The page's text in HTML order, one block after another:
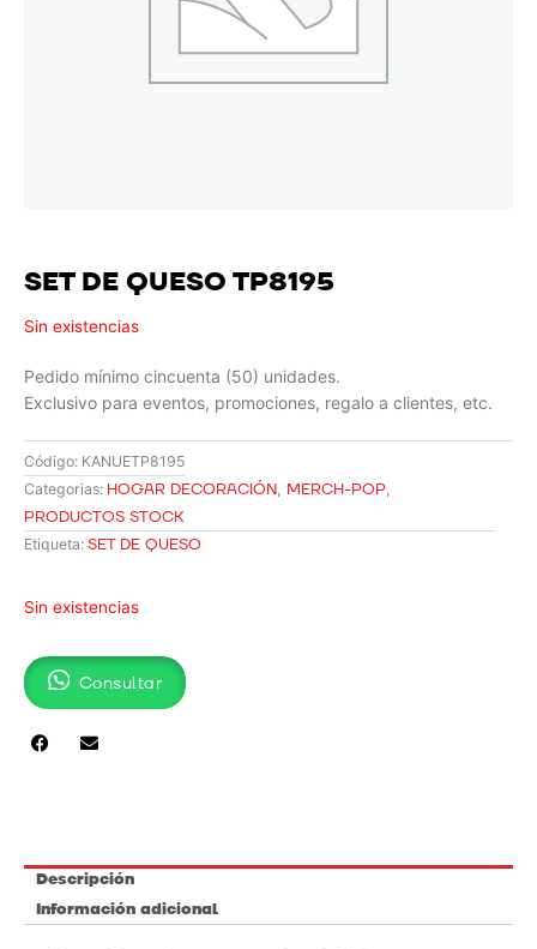
SET DE QUESO TP8195
Sin existencias
Pedido mínimo cincuenta (50) unidades.
Exclusivo para eventos, promociones, regalo a clientes, etc.
Código: KANUETP8195
Categorias: HOGAR DECORACIÓN, MERCH-POP,
PRODUCTOS STOCK
Etiqueta: SET DE QUESO
Sin existencias
Consultar
Descripción
Información adicional